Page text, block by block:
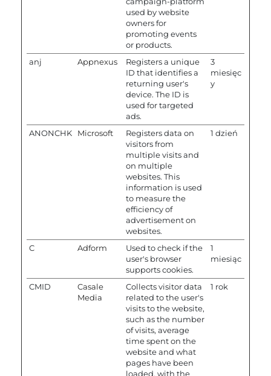
used by website
owners for
promoting events
or products.
anj Appnexus
Registers a unique
ID that identifies a
returning user's
device. The ID is
used for targeted
ads.
3
miesięc
y
ANONCHK Microsoft
Registers data on
visitors from
multiple visits and
on multiple
websites. This
information is used
to measure the
efficiency of
advertisement on
websites.
1 dzień
C Adform
Used to check if the
user's browser
supports cookies.
1
miesiąc
CMID
Casale
Media
Collects visitor data
related to the user's
visits to the website,
such as the number
of visits, average
time spent on the
website and what
pages have been
loaded, with the
1 rok